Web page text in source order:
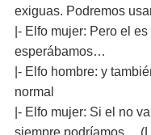
exiguas. Podremos
|- Elfo mujer: Pero el
esperábamos…
|- Elfo hombre: y
normal
|- Elfo mujer: Si el no
siempre podríamos…